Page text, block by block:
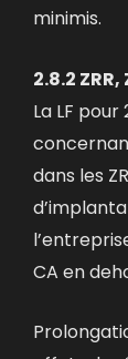
minimis.
2.8.2 ZRR,
La LF
dans les
CA en